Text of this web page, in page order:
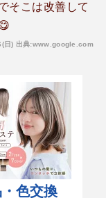
そこは改善して
日) 出典:www.google.com